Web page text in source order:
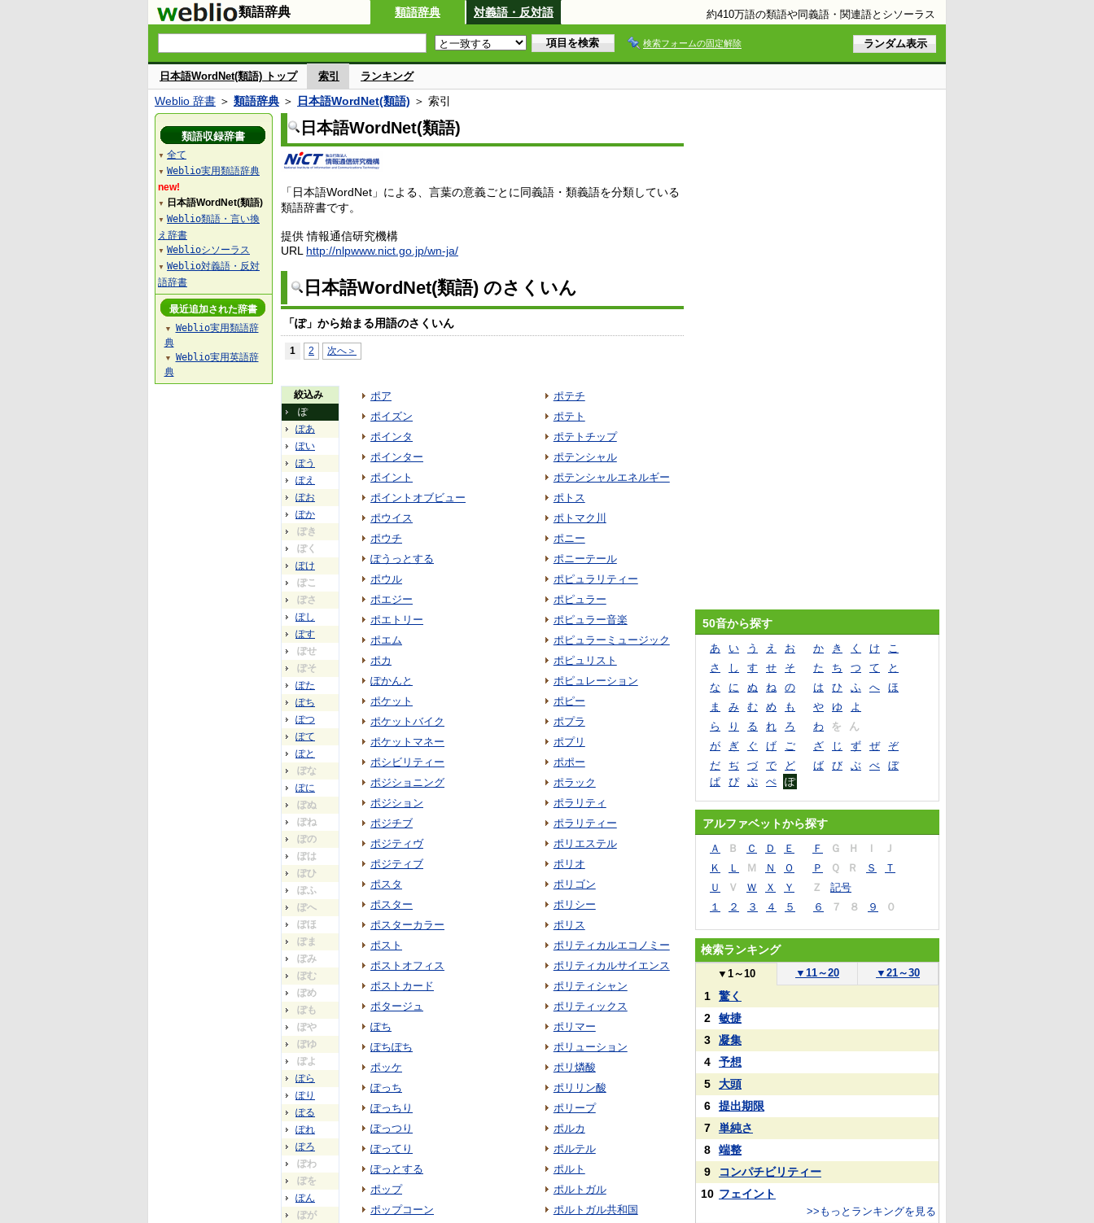
類語辞典 類語辞典 対義語・反対語 約410万語の類語や同義語・関連語とシソーラス
検索フォームの固定解除
日本語WordNet(類語) トップ 索引 ランキング
Weblio 辞書 ＞ 類語辞典 ＞ 日本語WordNet(類語) ＞ 索引
日本語WordNet(類語)
「日本語WordNet」による、言葉の意義ごとに同義語・類義語を分類している
類語辞書です。
提供 情報通信研究機構
URL http://nlpwww.nict.go.jp/wn-ja/
日本語WordNet(類語) のさくいん
「ぽ」から始まる用語のさくいん
1 2 次へ＞
絞込み
ぽ
ぽあ
ぽい
ぽう
ぽえ
ぽお
ぽか
ぽき
ぽく
ぽけ
ぽこ
ぽさ
ぽし
ぽす
ぽせ
ぽそ
ぽた
ぽち
ぽつ
ぽて
ぽと
ぽな
ぽに
ぽぬ
ぽね
ぽの
ぽは
ぽひ
ぽふ
ぽへ
ぽほ
ぽま
ぽみ
ぽむ
ぽめ
ぽも
ぽや
ぽゆ
ぽよ
ぽら
ぽり
ぽる
ぽれ
ぽろ
ぽわ
ぽを
ぽん
ぽが
ポア
ポイズン
ポインタ
ポインター
ポイント
ポイントオブビュー
ポウイス
ポウチ
ぽうっとする
ポウル
ポエジー
ポエトリー
ポエム
ポカ
ぽかんと
ポケット
ポケットバイク
ポケットマネー
ポシビリティー
ポジショニング
ポジション
ポジチブ
ポジティヴ
ポジティブ
ポスタ
ポスター
ポスターカラー
ポスト
ポストオフィス
ポストカード
ポタージュ
ぽち
ぽちぽち
ポッケ
ぽっち
ぽっちり
ぽっつり
ぽってり
ぽっとする
ポップ
ポップコーン
ポテチ
ポテト
ポテトチップ
ポテンシャル
ポテンシャルエネルギー
ポトス
ポトマク川
ポニー
ポニーテール
ポピュラリティー
ポピュラー
ポピュラー音楽
ポピュラーミュージック
ポピュリスト
ポピュレーション
ポピー
ポプラ
ポプリ
ポポー
ポラック
ポラリティ
ポラリティー
ポリエステル
ポリオ
ポリゴン
ポリシー
ポリス
ポリティカルエコノミー
ポリティカルサイエンス
ポリティシャン
ポリティックス
ポリマー
ポリューション
ポリ燐酸
ポリリン酸
ポリープ
ポルカ
ポルテル
ポルト
ポルトガル
ポルトガル共和国
類語収録辞書
▼ 全て
▼ Weblio実用類語辞典
new!
▼ 日本語WordNet(類語)
▼ Weblio類語・言い換
え辞書
▼ Weblioシソーラス
▼ Weblio対義語・反対
語辞書
最近追加された辞書
▼
Weblio実用類語辞
典
▼
Weblio実用英語辞
典
50音から探す
あ い う え お か き く け
こ
さ
し す せ そ た ち つ て
と
な
に ぬ ね の は ひ ふ へ
ほ
ま
み む め も や ゆ
よ
ら
り る れ ろ わ を
ん
が
ぎ ぐ げ ご ざ じ ず ぜ
ぞ
だ
ぢ づ で ど ば び ぶ べ
ぼ
ぱ
ぴ ぷ ぺ ぽ
アルファベットから探す
Ａ Ｂ Ｃ Ｄ Ｅ Ｆ Ｇ Ｈ Ｉ
Ｊ
Ｋ
Ｌ Ｍ Ｎ Ｏ Ｐ Ｑ Ｒ Ｓ
Ｔ
Ｕ
Ｖ Ｗ Ｘ Ｙ Ｚ
記号
１
２ ３ ４ ５ ６ ７ ８ ９ ０
検索ランキング
▼ 1～10 ▼ 11～20 ▼ 21～30
1
驚く
2
敏捷
3
凝集
4
予想
5
大頭
6
提出期限
7
単純さ
8
端整
9
コンパチビリティー
10 フェイント
>>もっとランキングを見る